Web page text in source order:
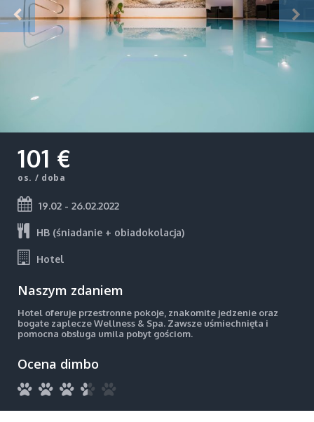
101 €
os. / doba
19.02 - 26.02.2022
HB (śniadanie + obiadokolacja)
Hotel
Naszym zdaniem
Hotel oferuje przestronne pokoje, znakomite jedzenie oraz
bogate zaplecze Wellness & Spa. Zawsze uśmiechnięta i
pomocna obsługa umila pobyt gościom.
Ocena dimbo